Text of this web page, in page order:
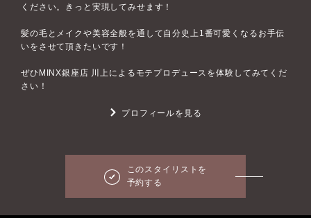
ください。きっと実現してみせます！
髪の毛とメイクや美容全般を通して自分史上1番可愛くなるお手伝
いをさせて頂きたいです！
ぜひMINX銀座店 川上によるモテプロデュースを体験してみてくだ
さい！
プロフィールを見る
このスタイリストを
予約する